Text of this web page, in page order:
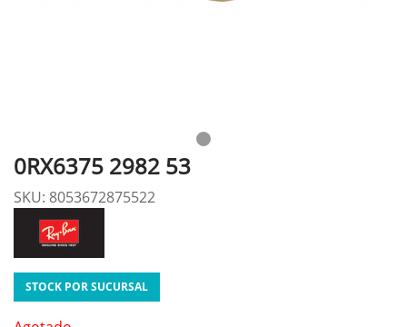
0RX6375 2982 53
SKU: 8053672875522
STOCK POR SUCURSAL